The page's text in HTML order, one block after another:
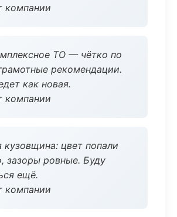
компании
ТО — чётко по
рекомендации.
как новая.
компании
кузовщина: цвет попали
зазоры ровные. Буду
ещё.
компании